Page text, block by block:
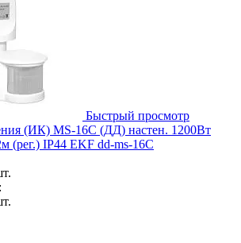
Быстрый просмотр
(ИК) MS-16C (ДД) настен. 1200Вт
(рег.) IP44 EKF dd-ms-16C